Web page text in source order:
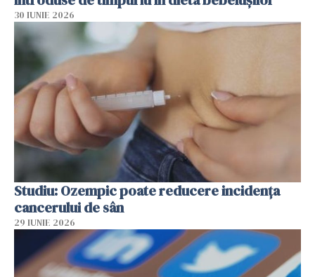
30 IUNIE 2026
Studiu: Ozempic poate reducere incidența
cancerului de sân
29 IUNIE 2026